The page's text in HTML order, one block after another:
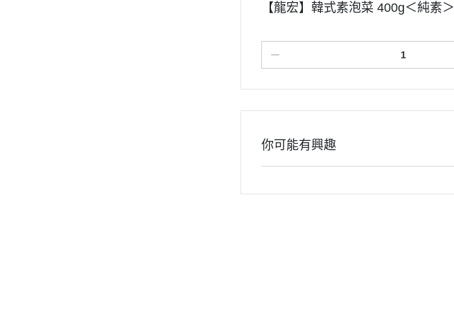
【龍宏】韓式素泡菜 400g＜純素＞
你可能有興趣